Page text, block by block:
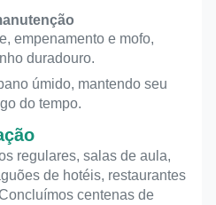
empenamento e mofo,
duradouro.
úmido, mantendo seu
do tempo.
regulares, salas de aula,
de hotéis, restaurantes
centenas de